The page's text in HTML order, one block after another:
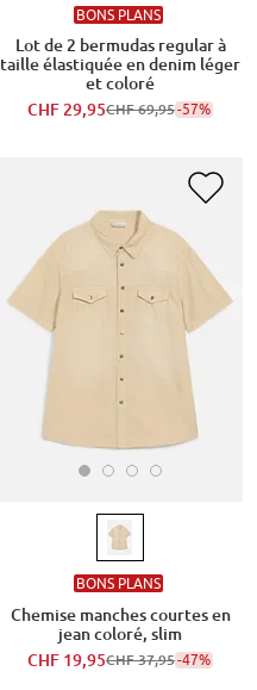
BONS PLANS
Lot de 2 bermudas regular à
taille élastiquée en denim léger
et coloré
CHF 29,95CHF 69,95-57%
BONS PLANS
Chemise manches courtes en
jean coloré, slim
CHF 19,95CHF 37,95-47%